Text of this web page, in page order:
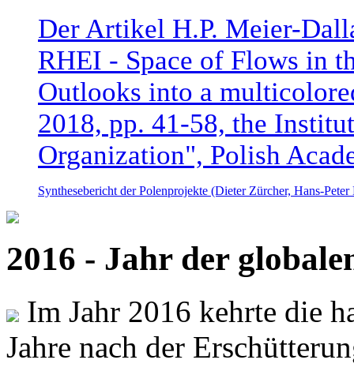
Der Artikel H.P. Meier-
RHEI - Space of Flows in
Outlooks into a
2018, pp. 41-58, the
Organization", Polish
Synthesebericht der Polenprojekte (Dieter Zürcher, Hans-
2016 - Jahr der
Im Jahr 2016 kehrte die
Jahre nach der